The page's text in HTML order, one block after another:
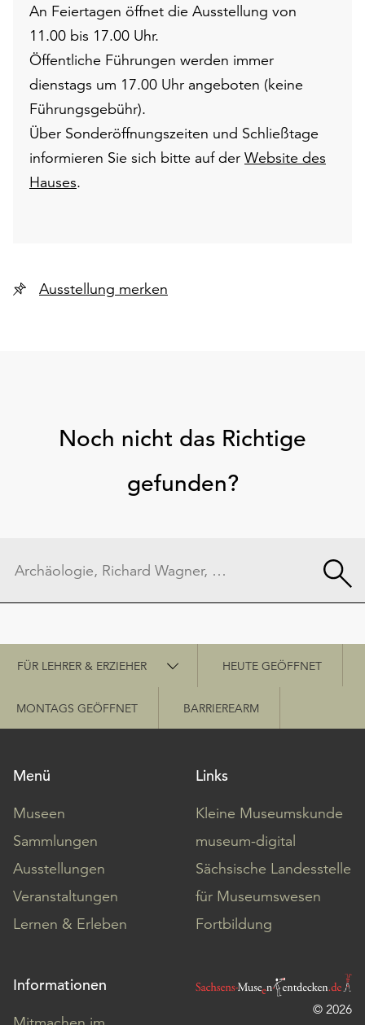
An Feiertagen öffnet die Ausstellung von
11.00 bis 17.00 Uhr.
Öffentliche Führungen werden immer
dienstags um 17.00 Uhr angeboten (keine
Führungsgebühr).
Über Sonderöffnungszeiten und Schließtage
informieren Sie sich bitte auf der Website des
Hauses.
Ausstellung merken
Noch nicht das Richtige
gefunden?
Schnellzugriff
FÜR LEHRER & ERZIEHER HEUTE GEÖFFNET
MONTAGS GEÖFFNET BARRIEREARM
Menü
Museen
Sammlungen
Ausstellungen
Veranstaltungen
Lernen & Erleben
Links
Kleine Museumskunde
museum-digital
Sächsische Landesstelle
für Museumswesen
Fortbildung
Informationen
© 2026